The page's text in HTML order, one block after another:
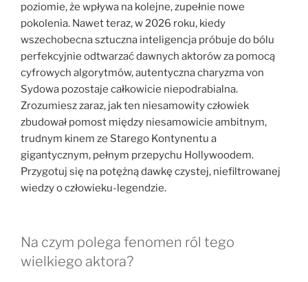
poziomie, że wpływa na kolejne, zupełnie nowe
pokolenia. Nawet teraz, w 2026 roku, kiedy
wszechobecna sztuczna inteligencja próbuje do bólu
perfekcyjnie odtwarzać dawnych aktorów za pomocą
cyfrowych algorytmów, autentyczna charyzma von
Sydowa pozostaje całkowicie niepodrabialna.
Zrozumiesz zaraz, jak ten niesamowity człowiek
zbudował pomost między niesamowicie ambitnym,
trudnym kinem ze Starego Kontynentu a
gigantycznym, pełnym przepychu Hollywoodem.
Przygotuj się na potężną dawkę czystej, niefiltrowanej
wiedzy o człowieku-legendzie.
Na czym polega fenomen ról tego
wielkiego aktora?